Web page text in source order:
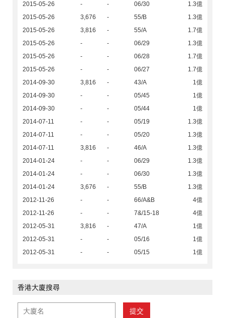
2015-05-26
- - 06/30
1.3億
2015-05-26
3,676 - 55/B
1.3億
2015-05-26
3,816 - 55/A
1.7億
2015-05-26
- - 06/29
1.3億
2015-05-26
- - 06/28
1.7億
2015-05-26
- - 06/27
1.7億
2014-09-30
3,816 - 43/A
1億
2014-09-30
- - 05/45
1億
2014-09-30
- - 05/44
1億
2014-07-11
- - 05/19
1.3億
2014-07-11
- - 05/20
1.3億
2014-07-11
3,816 - 46/A
1.3億
2014-01-24
- - 06/29
1.3億
2014-01-24
- - 06/30
1.3億
2014-01-24
3,676 - 55/B
1.3億
2012-11-26
- - 66/A&B
4億
2012-11-26
- - 7&/15-18
4億
2012-05-31
3,816 - 47/A
1億
2012-05-31
- - 05/16
1億
2012-05-31
- - 05/15 1億
香港大廈搜尋
提交